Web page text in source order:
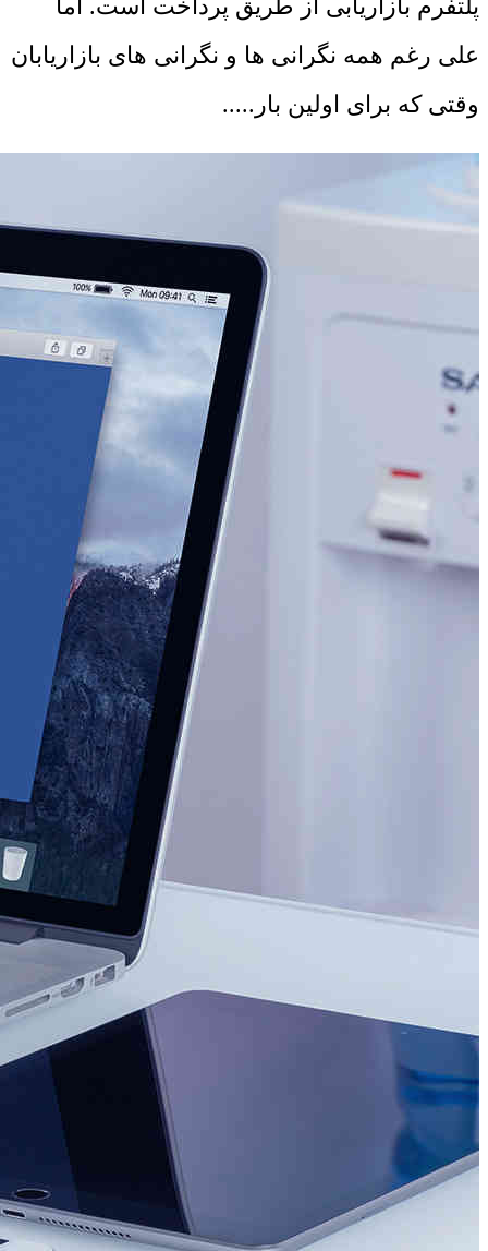
پلتفرم بازاریابی از طریق پرداخت است. اما
علی رغم همه نگرانی ها و نگرانی های بازاریابان
وقتی که برای اولین بار.....